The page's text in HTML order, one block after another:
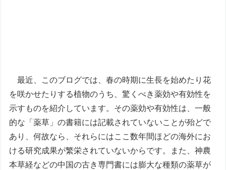
最近、このブログでは、春の時期に生長を始めたり花
を咲かせたりする植物のうち、驚くべき薬効や有効性を
示すものを紹介しています。その薬効や有効性は、一般
的な「薬草」の書籍には記載されていないことが殆どで
あり、何故なら、それらにはここ数年間ほどの海外にお
ける研究成果が繁栄されていないからです。また、神農
本草経などの中国の古き専門書には膨大な種類の薬草が